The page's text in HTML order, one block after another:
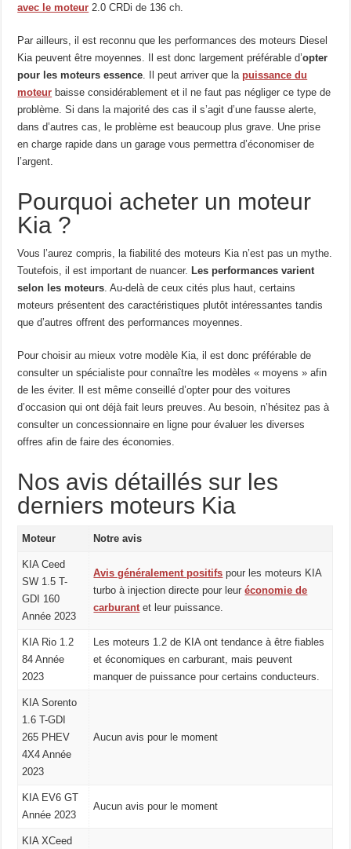
avec le moteur 2.0 CRDi de 136 ch.
Par ailleurs, il est reconnu que les performances des moteurs Diesel
Kia peuvent être moyennes. Il est donc largement préférable d’opter
pour les moteurs essence . Il peut arriver que lapuissance du
moteur baisse considérablement et il ne faut pas négliger ce type de
problème. Si dans la majorité des cas il s’agit d’une fausse alerte,
dans d’autres cas, le problème est beaucoup plus grave. Une prise
en charge rapide dans un garage vous permettra d’économiser de
l’argent.
Pourquoi acheter un moteur
Kia ?
Vous l’aurez compris, la fiabilité des moteurs Kia n’est pas un mythe.
Toutefois, il est important de nuancer.
Les performances varient
selon les moteurs . Au-delà de ceux cités plus haut, certains
moteurs présentent des caractéristiques plutôt intéressantes tandis
que d’autres offrent des performances moyennes.
Pour choisir au mieux votre modèle Kia, il est donc préférable de
consulter un spécialiste pour connaître les modèles « moyens » afin
de les éviter. Il est même conseillé d’opter pour des voitures
d’occasion qui ont déjà fait leurs preuves. Au besoin, n’hésitez pas à
consulter un concessionnaire en ligne pour évaluer les diverses
offres afin de faire des économies.
Nos avis détaillés sur les
derniers moteurs Kia
Moteur Notre avis
KIA Ceed
SW 1.5 T-
GDI 160
Année 2023
Avis généralement positifs pour les moteurs KIA
turbo à injection directe pour leuréconomie de
carburant et leur puissance.
KIA Rio 1.2
84 Année
2023
Les moteurs 1.2 de KIA ont tendance à être fiables
et économiques en carburant, mais peuvent
manquer de puissance pour certains conducteurs.
KIA Sorento
1.6 T-GDI
265 PHEV
4X4 Année
2023
Aucun avis pour le moment
KIA EV6 GT
Année 2023
Aucun avis pour le moment
KIA XCeed